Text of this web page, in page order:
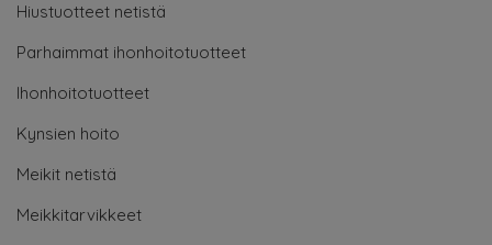
Hiustuotteet netistä
Parhaimmat ihonhoitotuotteet
Ihonhoitotuotteet
Kynsien hoito
Meikit netistä
Meikkitarvikkeet